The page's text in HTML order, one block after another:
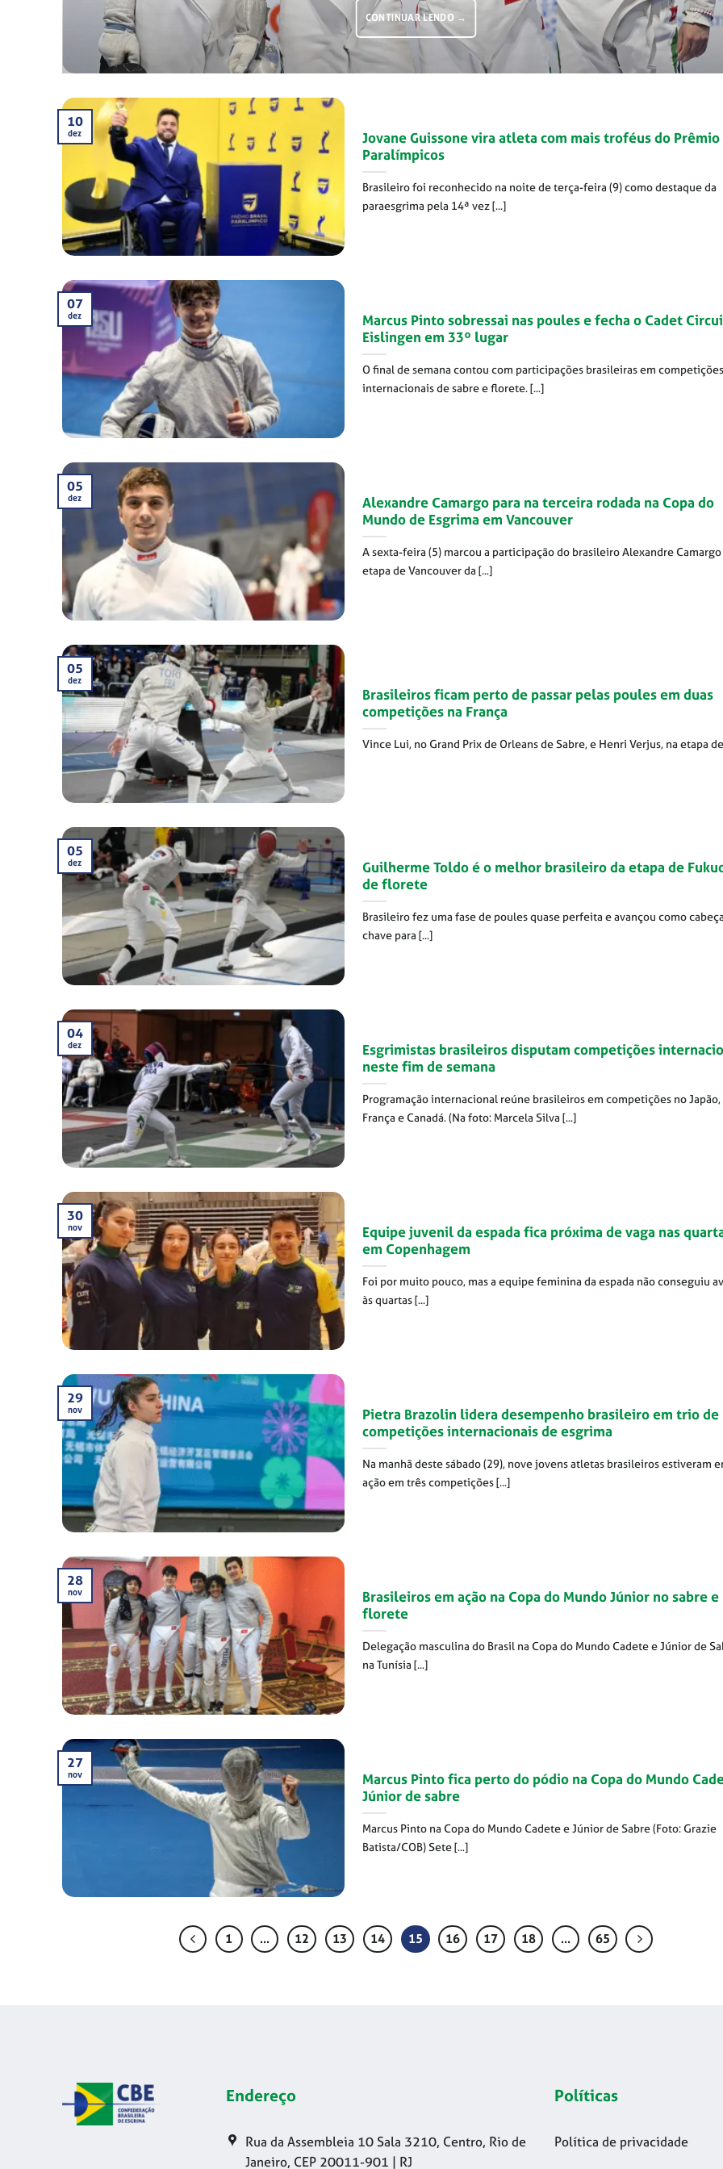
CONTINUAR LENDO →
Jovane Guissone vira atleta com mais troféus do Prêmio
Paralímpicos
Brasileiro foi reconhecido na noite de terça-feira (9) como destaque da
paraesgrima pela 14ª vez [...]
10
dez
Marcus Pinto sobressai nas poules e fecha o Cadet
Eislingen em 33º lugar
O final de semana contou com participações brasileiras em competições
internacionais de sabre e florete. [...]
07
dez
Alexandre Camargo para na terceira rodada na Copa do
Mundo de Esgrima em Vancouver
A sexta-feira (5) marcou a participação do brasileiro Alexandre Camargo
etapa de Vancouver da [...]
05
dez
Brasileiros ficam perto de passar pelas poules em duas
competições na França
Vince Lui, no Grand Prix de Orleans de Sabre, e Henri Verjus, na etapa
05
dez
Guilherme Toldo é o melhor brasileiro da etapa de
de florete
Brasileiro fez uma fase de poules quase perfeita e avançou como
chave para [...]
05
dez
Esgrimistas brasileiros disputam competições
neste fim de semana
Programação internacional reúne brasileiros em competições no Japão,
França e Canadá. (Na foto: Marcela Silva [...]
04
dez
Equipe juvenil da espada fica próxima de vaga nas
em Copenhagem
Foi por muito pouco, mas a equipe feminina da espada não conseguiu
às quartas [...]
30
nov
Pietra Brazolin lidera desempenho brasileiro em trio de
competições internacionais de esgrima
Na manhã deste sábado (29), nove jovens atletas brasileiros estiveram
ação em três competições [...]
29
nov
Brasileiros em ação na Copa do Mundo Júnior no sabre e
florete
Delegação masculina do Brasil na Copa do Mundo Cadete e Júnior de
na Tunísia [...]
28
nov
Marcus Pinto fica perto do pódio na Copa do Mundo
Júnior de sabre
Marcus Pinto na Copa do Mundo Cadete e Júnior de Sabre (Foto: Grazie
Batista/COB) Sete [...]
27
nov
1 … 12 13 14 15 16 17 18 … 65
Endereço
Rua da Assembleia 10 Sala 3210, Centro, Rio de
Janeiro, CEP 20011-901 | RJ
Políticas
Política de privacidade